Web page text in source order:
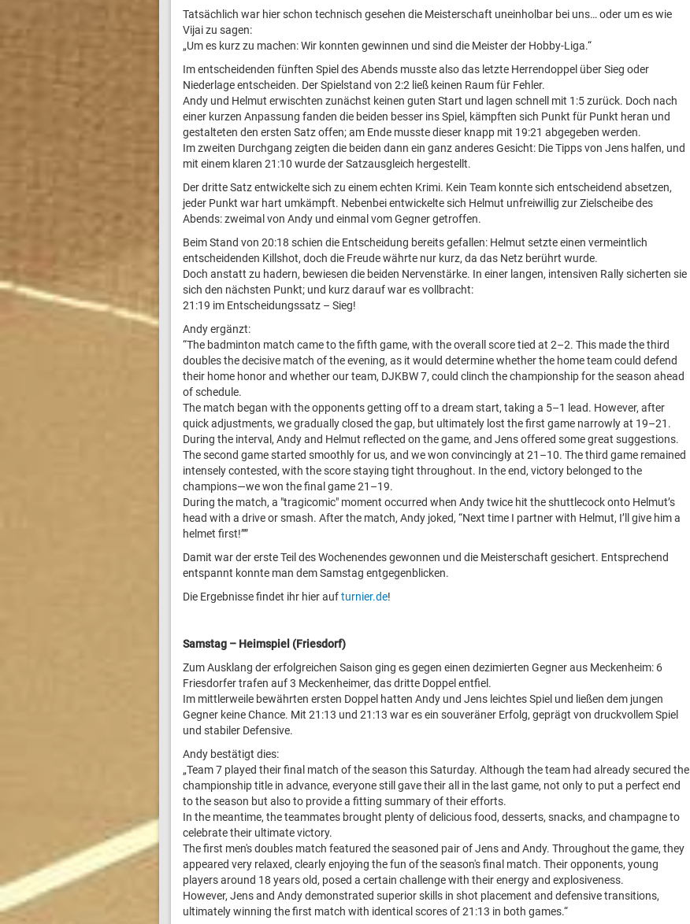
Tatsächlich war hier schon technisch gesehen die Meisterschaft uneinholbar bei uns… oder um es wie
Vijai zu sagen:
„Um es kurz zu machen: Wir konnten gewinnen und sind die Meister der Hobby-Liga.“
Im entscheidenden fünften Spiel des Abends musste also das letzte Herrendoppel über Sieg oder
Niederlage entscheiden. Der Spielstand von 2:2 ließ keinen Raum für Fehler.
Andy und Helmut erwischten zunächst keinen guten Start und lagen schnell mit 1:5 zurück. Doch nach
einer kurzen Anpassung fanden die beiden besser ins Spiel, kämpften sich Punkt für Punkt heran und
gestalteten den ersten Satz offen; am Ende musste dieser knapp mit 19:21 abgegeben werden.
Im zweiten Durchgang zeigten die beiden dann ein ganz anderes Gesicht: Die Tipps von Jens halfen, und
mit einem klaren 21:10 wurde der Satzausgleich hergestellt.
Der dritte Satz entwickelte sich zu einem echten Krimi. Kein Team konnte sich entscheidend absetzen,
jeder Punkt war hart umkämpft. Nebenbei entwickelte sich Helmut unfreiwillig zur Zielscheibe des
Abends: zweimal von Andy und einmal vom Gegner getroffen.
Beim Stand von 20:18 schien die Entscheidung bereits gefallen: Helmut setzte einen vermeintlich
entscheidenden Killshot, doch die Freude währte nur kurz, da das Netz berührt wurde.
Doch anstatt zu hadern, bewiesen die beiden Nervenstärke. In einer langen, intensiven Rally sicherten sie
sich den nächsten Punkt; und kurz darauf war es vollbracht:
21:19 im Entscheidungssatz – Sieg!
Andy ergänzt:
“The badminton match came to the fifth game, with the overall score tied at 2–2. This made the third
doubles the decisive match of the evening, as it would determine whether the home team could defend
their home honor and whether our team, DJKBW 7, could clinch the championship for the season ahead
of schedule.
The match began with the opponents getting off to a dream start, taking a 5–1 lead. However, after
quick adjustments, we gradually closed the gap, but ultimately lost the first game narrowly at 19–21.
During the interval, Andy and Helmut reflected on the game, and Jens offered some great suggestions.
The second game started smoothly for us, and we won convincingly at 21–10. The third game remained
intensely contested, with the score staying tight throughout. In the end, victory belonged to the
champions—we won the final game 21–19.
During the match, a "tragicomic" moment occurred when Andy twice hit the shuttlecock onto Helmut’s
head with a drive or smash. After the match, Andy joked, “Next time I partner with Helmut, I’ll give him a
helmet first!””
Damit war der erste Teil des Wochenendes gewonnen und die Meisterschaft gesichert. Entsprechend
entspannt konnte man dem Samstag entgegenblicken.
Die Ergebnisse findet ihr hier aufturnier.de!
Samstag – Heimspiel (Friesdorf)
Zum Ausklang der erfolgreichen Saison ging es gegen einen dezimierten Gegner aus Meckenheim: 6
Friesdorfer trafen auf 3 Meckenheimer, das dritte Doppel entfiel.
Im mittlerweile bewährten ersten Doppel hatten Andy und Jens leichtes Spiel und ließen dem jungen
Gegner keine Chance. Mit 21:13 und 21:13 war es ein souveräner Erfolg, geprägt von druckvollem Spiel
und stabiler Defensive.
Andy bestätigt dies:
„Team 7 played their final match of the season this Saturday. Although the team had already secured the
championship title in advance, everyone still gave their all in the last game, not only to put a perfect end
to the season but also to provide a fitting summary of their efforts.
In the meantime, the teammates brought plenty of delicious food, desserts, snacks, and champagne to
celebrate their ultimate victory.
The first men's doubles match featured the seasoned pair of Jens and Andy. Throughout the game, they
appeared very relaxed, clearly enjoying the fun of the season's final match. Their opponents, young
players around 18 years old, posed a certain challenge with their energy and explosiveness.
However, Jens and Andy demonstrated superior skills in shot placement and defensive transitions,
ultimately winning the first match with identical scores of 21:13 in both games.“